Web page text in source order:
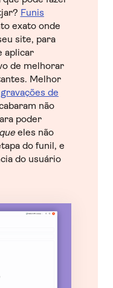
Funis
exato onde
site, para
aplicar
de melhorar
Melhor
gravações de
não
poder
eles não
do funil, e
do usuário